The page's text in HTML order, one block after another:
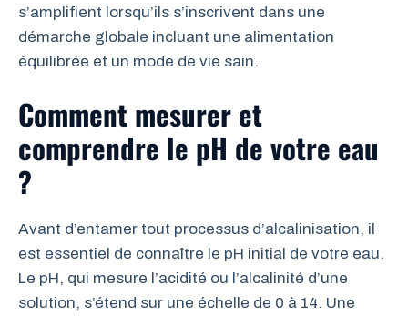
s’amplifient lorsqu’ils s’inscrivent dans une
démarche globale incluant une alimentation
équilibrée et un mode de vie sain.
Comment mesurer et
comprendre le pH de votre eau
?
Avant d’entamer tout processus d’alcalinisation, il
est essentiel de connaître le pH initial de votre eau.
Le pH, qui mesure l’acidité ou l’alcalinité d’une
solution, s’étend sur une échelle de 0 à 14. Une